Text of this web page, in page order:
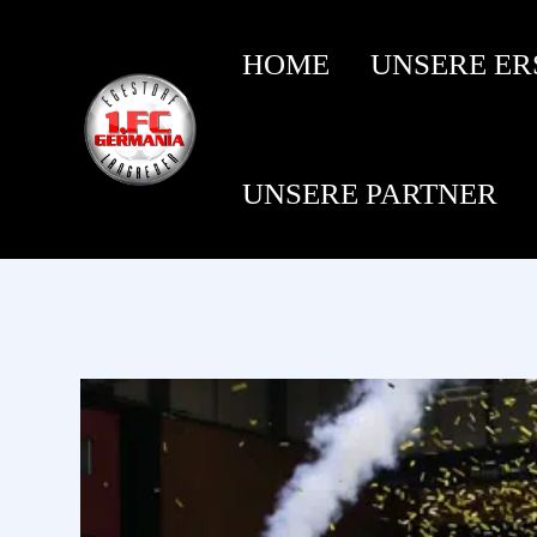
HOME UNSERE
UNSERE PARTNER